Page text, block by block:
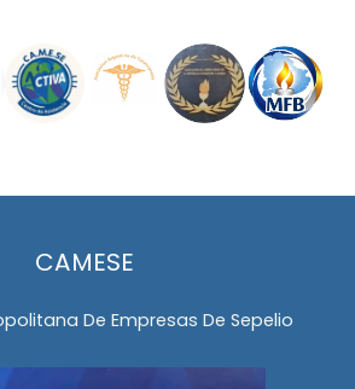
CAMESE
De Empresas De Sepelio